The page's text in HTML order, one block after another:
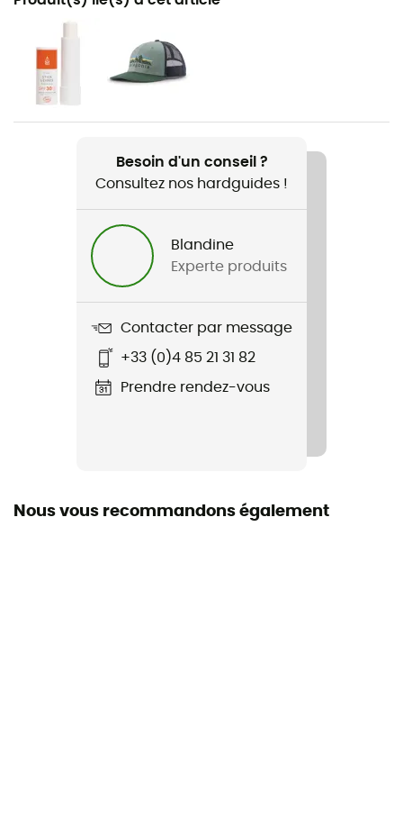
Camping / Lifestyle
Genre
Enfant
Nom du produit
Besoin d'un conseil ?
Consultez nos hardguides !
Blandine
Experte produits
Contacter par message
+33 (0)4 85 21 31 82
Prendre rendez-vous
Nous vous recommandons également